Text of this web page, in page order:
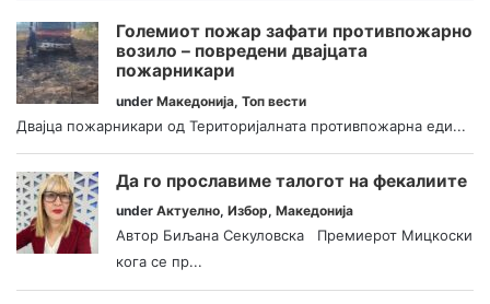
Големиот пожар зафати противпожарно
возило – повредени двајцата
пожарникари
under Македонија, Топ вести
Двајца пожарникари од Територијалната противпожарна еди...
Да го прославиме талогот на фекалиите
under Актуелно, Избор, Македонија
Автор Биљана Секуловска Премиерот Мицкоски
кога се пр...